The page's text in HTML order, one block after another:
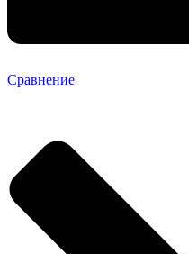
Сравнение